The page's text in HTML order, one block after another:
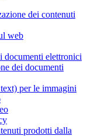
dei contenuti
web
documenti elettronici
dei documenti
per le immagini
prodotti dalla